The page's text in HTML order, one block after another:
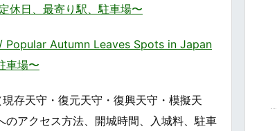
休日、最寄り駅、駐車場〜
Popular Autumn Leaves Spots in Japan
車場〜
存天守・復元天守・復興天守・模擬天
アクセス方法、開城時間、入城料、駐車